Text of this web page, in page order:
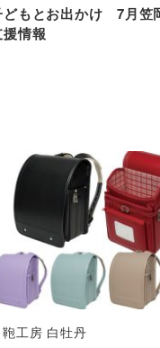
どもとお出かけ 7月笠
援情報
鞄工房 白牡丹